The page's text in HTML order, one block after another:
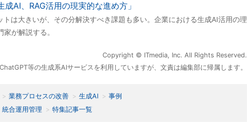
AI、RAG活用の現実的な進め方」
トは大きいが、その分解決すべき課題も多い。企業における生成AI活用の理
が解説する。
Copyright © ITmedia, Inc. All Rights Reserved.
等の生成系AIサービスを利用していますが、文責は編集部に帰属します。
業務プロセスの改善 生成AI
事例
統合運用管理 特集記事一覧